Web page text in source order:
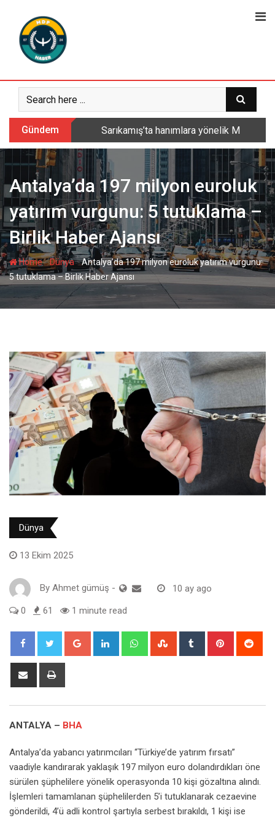
content
Gündem Sarıkamış’ta hanımlara yönelik
Antalya’da 197 milyon euroluk
yatırım vurgunu: 5 tutuklama –
Birlik Haber Ajansı
Home-Dünya-Antalya’da 197 milyon euroluk yatırım vurgunu:
5 tutuklama – Birlik Haber Ajansı
Dünya
13 Ekim 2025
By Ahmet gümüş - 10 ay ago
0 61 1 minute read
Google+ LinkedIn WhatsappStumbleUpon
Tumblr Pinterest
Share
ANTALYA – BHA
Antalya’da yabancı yatırımcıları “Türkiye’de yatırım fırsatı”
vaadiyle kandırarak yaklaşık 197 milyon euro dolandırdıkları öne
sürülen şüphelilere yönelik operasyonda 10 kişi gözaltına alındı.
İşlemleri tamamlanan şüphelilerden 5’i tutuklanarak cezaevine
gönderildi, 4’ü adli kontrol şartıyla serbest bırakıldı, 1 kişi ise